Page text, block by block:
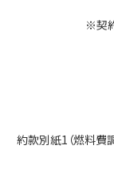
※契約
約款別紙1（燃料費